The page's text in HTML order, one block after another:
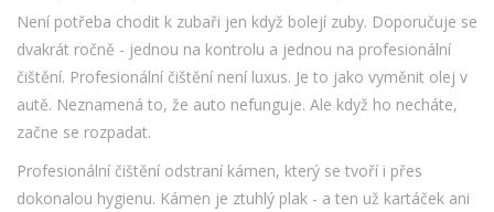
Není potřeba chodit k zubaři jen když bolejí zuby. Doporučuje se
dvakrát ročně - jednou na kontrolu a jednou na profesionální
čištění. Profesionální čištění není luxus. Je to jako vyměnit olej v
autě. Neznamená to, že auto nefunguje. Ale když ho necháte,
začne se rozpadat.
Profesionální čištění odstraní kámen, který se tvoří i přes
dokonalou hygienu. Kámen je ztuhlý plak - a ten už kartáček ani